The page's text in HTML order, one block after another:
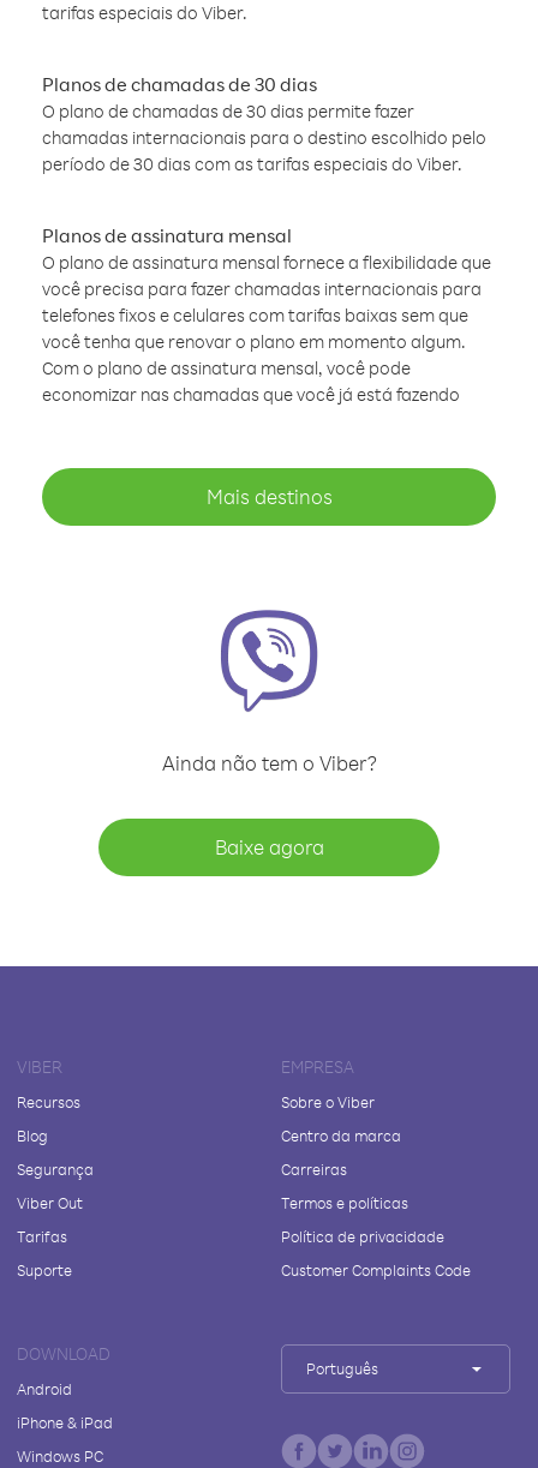
tarifas especiais do Viber.
Planos de chamadas de 30 dias
O plano de chamadas de 30 dias permite fazer
chamadas internacionais para o destino escolhido pelo
período de 30 dias com as tarifas especiais do Viber.
Planos de assinatura mensal
O plano de assinatura mensal fornece a flexibilidade que
você precisa para fazer chamadas internacionais para
telefones fixos e celulares com tarifas baixas sem que
você tenha que renovar o plano em momento algum.
Com o plano de assinatura mensal, você pode
economizar nas chamadas que você já está fazendo
Mais destinos
Ainda não tem o Viber?
Baixe agora
VIBER
Recursos
Blog
Segurança
Viber Out
Tarifas
Suporte
EMPRESA
Sobre o Viber
Centro da marca
Carreiras
Termos e políticas
Política de privacidade
Customer Complaints Code
DOWNLOAD
Android
iPhone & iPad
Windows PC
Português